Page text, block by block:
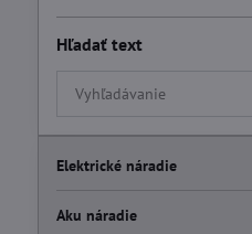
Hľadať text
Prehľadať
výsledky
filtra
fulltextom
Elektrické náradie
Aku náradie